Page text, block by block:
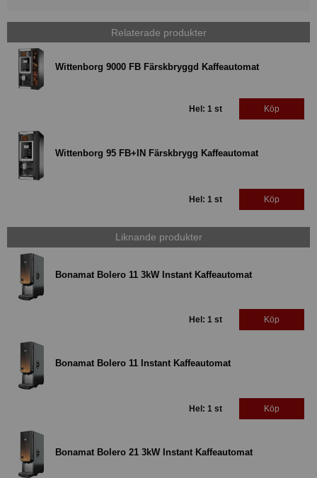
Relaterade produkter
Wittenborg 9000 FB Färskbryggd Kaffeautomat
Hel: 1 st Köp
Wittenborg 95 FB+IN Färskbrygg Kaffeautomat
Hel: 1 st Köp
Liknande produkter
Bonamat Bolero 11 3kW Instant Kaffeautomat
Hel: 1 st Köp
Bonamat Bolero 11 Instant Kaffeautomat
Hel: 1 st Köp
Bonamat Bolero 21 3kW Instant Kaffeautomat